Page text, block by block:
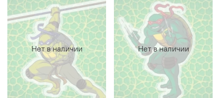
Нет в наличии Нет в наличии